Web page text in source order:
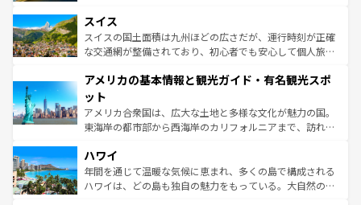
を参照してほしい。
は、お酒好きな人にはぜひ体験してほしい。 なお、新着の
ドイツ情報はコンテンツ一覧を参照してほしい。
リアごとに異なる魅力がある。また、優雅なアフタヌーン
ティー、ビール好きにはたまらない英国パブ、サッカー観
戦など、本場だからこそできる体験も豊富。イギリスを旅
ンツ一覧を参照してほしい。
スイス
スイスの国土面積は九州ほどの広さだが、運行時刻が正確
な交通網が整備されており、初心者でも安心して個人旅行
の建物がそのまま残る町や、スイスならではのユニークな
博物館もあり、アルプス観光だけでなく町歩きも満喫する
ことができる。国民の所得が高いため物価も高いが、旅行
者向けの交通パス提供のサービスもあり、うまく活用すれ
着のスイス情報は
アメリカの基本情報と観光ガイド・有名観光スポ
ット
アメリカ合衆国は、広大な土地と多様な文化が魅力の国。
東海岸の都市部から西海岸のカリフォルニアまで、訪れる
のような巨大都市は、観光、ショッピング、エンターテイ
ンメントが詰まった刺激的なスポットだ。一方、アメリカ
西部には大自然が広がり、グランドキャニオンやイエロー
ハワイ
年間を通じて温暖な気候に恵まれ、多くの島で構成される
ハワイは、どの島も独自の魅力をもっている。大自然の神